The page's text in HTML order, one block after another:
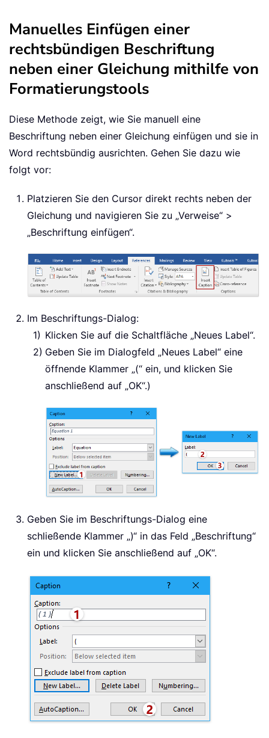
Manuelles Einfügen einer
rechtsbündigen Beschriftung
neben einer Gleichung mithilfe von
Formatierungstools
Diese Methode zeigt, wie Sie manuell eine
Beschriftung neben einer Gleichung einfügen und sie in
Word rechtsbündig ausrichten. Gehen Sie dazu wie
folgt vor:
Platzieren Sie den Cursor direkt rechts neben der
Gleichung und navigieren Sie zu „Verweise“ >
„Beschriftung einfügen“.
Im Beschriftungs-Dialog:
Klicken Sie auf die Schaltfläche „Neues Label“.
Geben Sie im Dialogfeld „Neues Label“ eine
öffnende Klammer „(“ ein, und klicken Sie
anschließend auf „OK“.)
Geben Sie im Beschriftungs-Dialog eine
schließende Klammer „)“ in das Feld „Beschriftung“
ein und klicken Sie anschließend auf „OK“.